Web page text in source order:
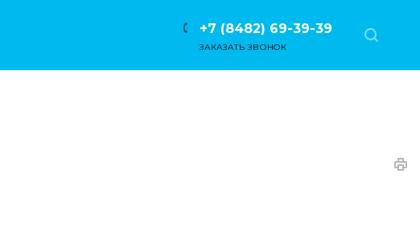
+7 (8482) 69-39-39
ЗАКАЗАТЬ ЗВОНОК